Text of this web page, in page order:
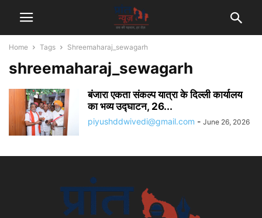
Home Tags Shreemaharaj_sewagarh
shreemaharaj_sewagarh
बंजारा एकता संकल्प यात्रा के दिल्ली कार्यालय
का भव्य उद्घाटन, 26...
piyushddwivedi@gmail.com - June 26, 2026